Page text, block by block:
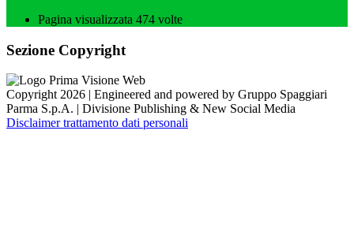
Pagina visualizzata 474 volte
Sezione Copyright
Copyright 2026 | Engineered and powered by Gruppo Spaggiari
Parma S.p.A. | Divisione Publishing & New Social Media
Disclaimer trattamento dati personali